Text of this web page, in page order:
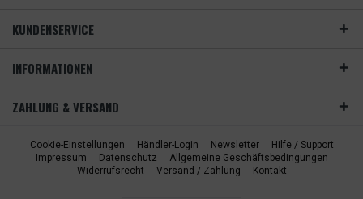
KUNDENSERVICE
INFORMATIONEN
ZAHLUNG & VERSAND
Cookie-Einstellungen Händler-Login Newsletter
Hilfe / Support
Impressum
Datenschutz
Allgemeine Geschäftsbedingungen
Widerrufsrecht
Versand / Zahlung Kontakt